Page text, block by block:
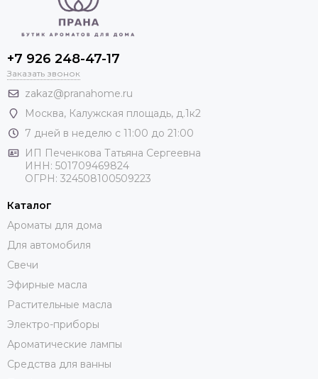
+7 926 248-47-17
Заказать звонок
zakaz@pranahome.ru
Москва, Калужская площадь, д.1к2
7 дней в неделю с 11:00 до 21:00
ИП Печенкова Татьяна Сергеевна
ИНН: 501709469824
ОГРН: 324508100509223
Каталог
Ароматы для дома
Для автомобиля
Свечи
Эфирные масла
Растительные масла
Электро-приборы
Ароматические лампы
Средства для ванны